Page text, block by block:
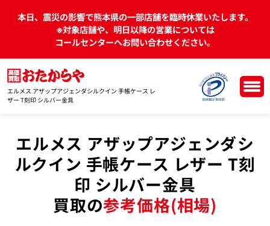
本日、震災の影響で熊本県の一部店舗を臨時休業いたします。
※対象店舗や、明日以降の営業については
コールセンターへお問い合わせください。
エルメス アザップアジェンダシルクイン 手帳ケース レ
ザー T刻印 シルバー金具
エルメス アザップアジェンダシ
ルクイン 手帳ケース レザー T刻
印 シルバー金具
買取の参考価格(相場)